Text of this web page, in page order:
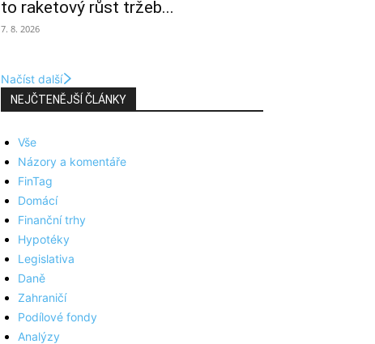
to raketový růst tržeb...
7. 8. 2026
Načíst další
NEJČTENĚJŠÍ ČLÁNKY
Vše
Názory a komentáře
FinTag
Domácí
Finanční trhy
Hypotéky
Legislativa
Daně
Zahraničí
Podílové fondy
Analýzy